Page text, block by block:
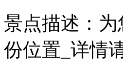
景点描述：
份位置_详情